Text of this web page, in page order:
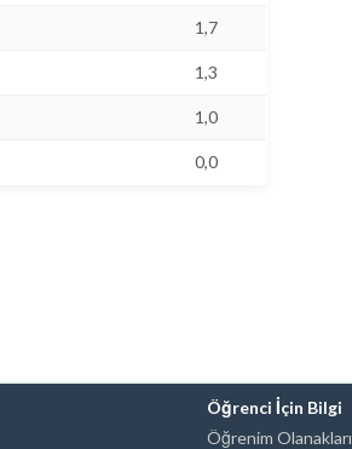
1,7
1,3
1,0
0,0
Öğrenci İçin Bilgi
Öğrenim Olanakları